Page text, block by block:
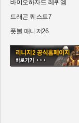
바이오하자드 레퀴엠
드래곤 퀘스트7
풋볼 매니저26